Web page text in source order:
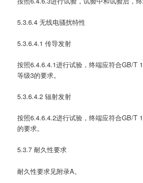
5.3.6.4 无线电骚扰特性
5.3.6.4.1 传导发射
按照6.4.6.4.1进行试验，终端应符合GB/T
等级3的要求。
5.3.6.4.2 辐射发射
按照6.4.6.4.2进行试验，终端应符合GB/T
的要求。
5.3.7 耐久性要求
耐久性要求见附录A。